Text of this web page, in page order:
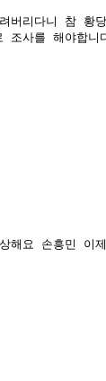
버리다니 참 황
조사를 해야합니
해요 손흥민 이